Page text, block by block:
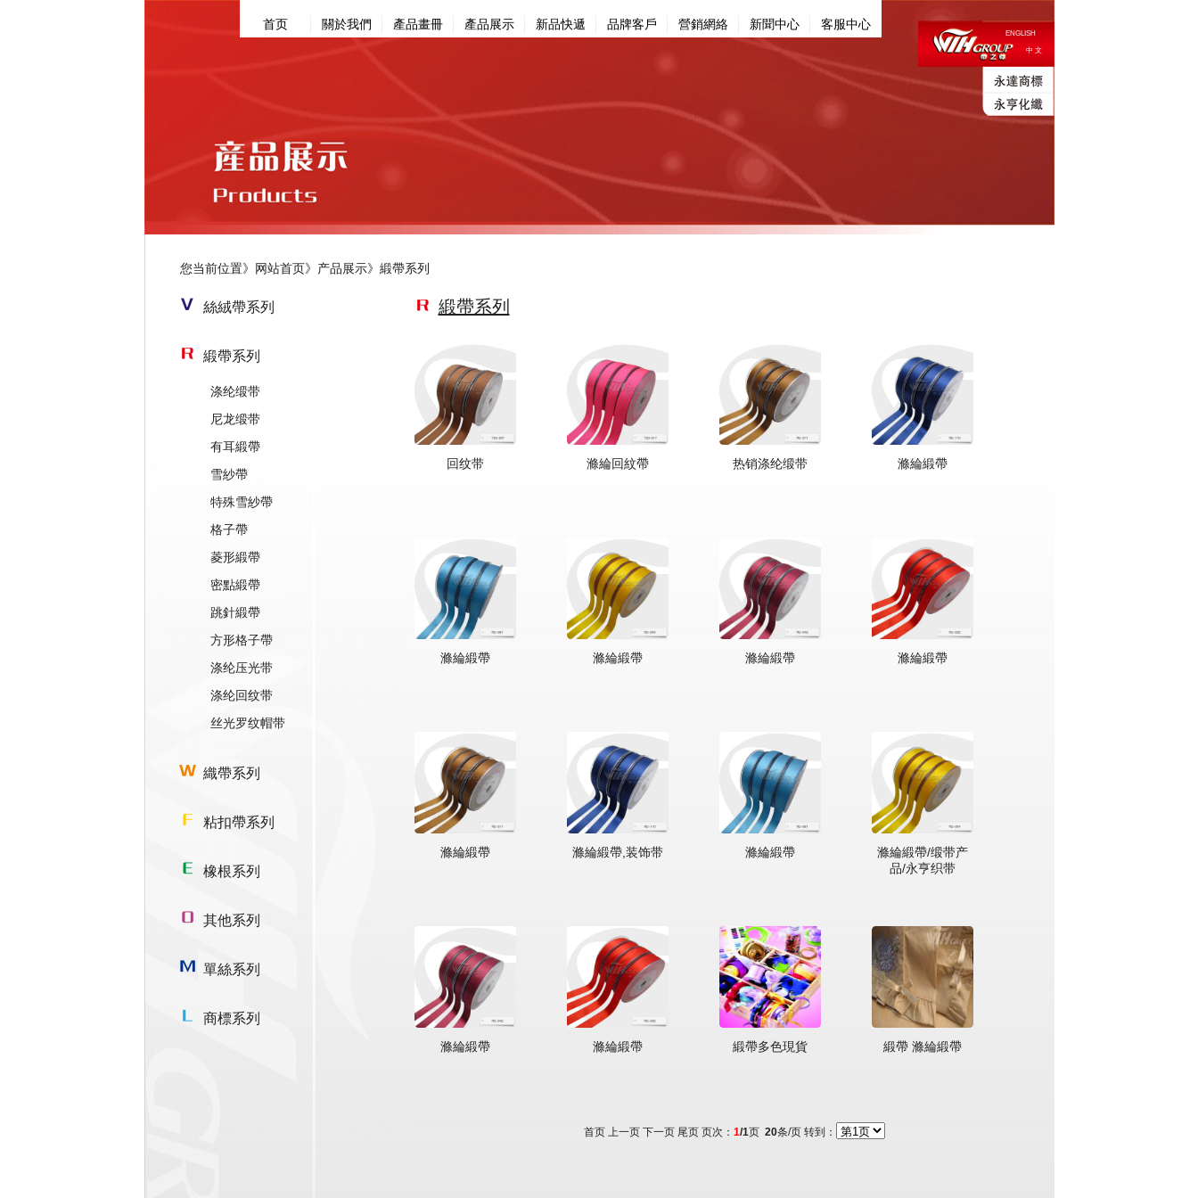
首页 關於我們 產品畫冊 產品展示 新品快遞 品牌客戶 營銷網絡 新聞中心 客服中心
ENGLISH
中 文
您当前位置》 网站首页》 产品展示》 緞帶系列
絲絨帶系列
緞帶系列
涤纶缎带
尼龙缎带
有耳緞帶
雪紗帶
特殊雪紗帶
格子帶
菱形緞帶
密點緞帶
跳針緞帶
方形格子帶
涤纶压光带
涤纶回纹带
丝光罗纹帽带
織帶系列
粘扣帶系列
橡根系列
其他系列
單絲系列
商標系列
緞帶系列
回纹带 滌綸回紋帶 热销涤纶缎带 滌綸緞帶
滌綸緞帶 滌綸緞帶 滌綸緞帶 滌綸緞帶
滌綸緞帶 滌綸緞帶,装饰带 滌綸緞帶
滌綸緞帶/缎带产
品/永亨织带
滌綸緞帶 滌綸緞帶 緞帶多色現貨 緞帶 滌綸緞帶
首页 上一页 下一页 尾页 页次： 1/1页 20条/页 转到：